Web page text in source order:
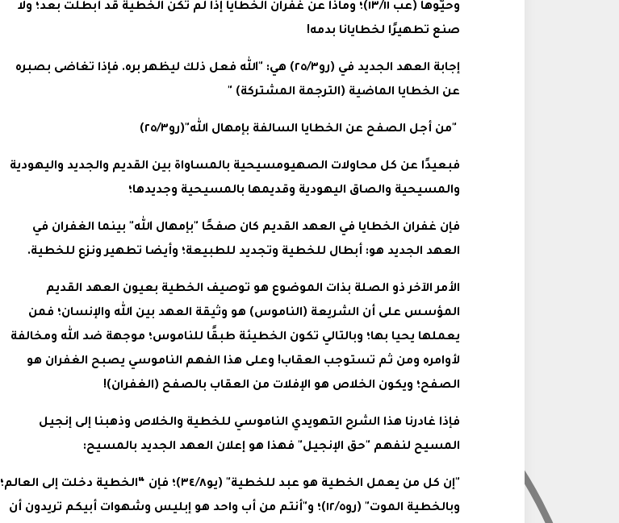
وحيّوها (عب ١٣/١١)؛ وماذا عن غفران الخطايا إذا لم تكن الخطية قد أُبطلت بعد؛ ولا
صنع تطهيرًا لخطايانا بدمه!
إجابة العهد الجديد في (رو٢٥/٣) هي: "الله فعل ذلك ليظهر بره. فإذا تغاضى بصبره
عن الخطايا الماضية (الترجمة المشتركة) "
"من أجل الصفح عن الخطايا السالفة بإمهال الله"(رو٢٥/٣)
فبعيدًا عن كل محاولات الصهيومسيحية بالمساواة بين القديم والجديد واليهودية
والمسيحية والصاق اليهودية وقديمها بالمسيحية وجديدها؛
فإن غفران الخطايا في العهد القديم كان صفحًا "بإمهال الله" بينما الغفران في
العهد الجديد هو: أبطال للخطية وتجديد للطبيعة؛ وأيضا تطهير ونزع للخطية.
الأمر الآخر ذو الصلة بذات الموضوع هو توصيف الخطية بعيون العهد القديم
المؤسس على أن الشريعة (الناموس) هو وثيقة العهد بين الله والإنسان؛ فمن
يعملها يحيا بها؛ وبالتالي تكون الخطيئة طبقًا للناموس؛ موجهة ضد الله ومخالفة
لأوامره ومن ثم تستوجب العقاب! وعلى هذا الفهم الناموسي يصبح الغفران هو
الصفح؛ ويكون الخلاص هو الإفلات من العقاب بالصفح (الغفران)!
فإذا غادرنا هذا الشرح التهويدي الناموسي للخطية والخلاص وذهبنا إلى إنجيل
المسيح لنفهم "حق الإنجيل" فهذا هو إعلان العهد الجديد بالمسيح:
"إن كل من يعمل الخطية هو عبد للخطية" (يو٣٤/٨)؛ فإن “الخطية دخلت إلى العالم؛
وبالخطية الموت" (رو١٢/٥)؛ و"أنتم من أب واحد هو إبليس وشهوات أبيكم تريدون أن